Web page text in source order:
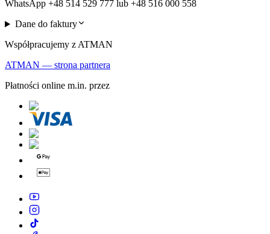
WhatsApp +48 514 529 777 lub +48 516 000 558
Dane do faktury
Współpracujemy z ATMAN
ATMAN — strona partnera
Płatności online m.in. przez